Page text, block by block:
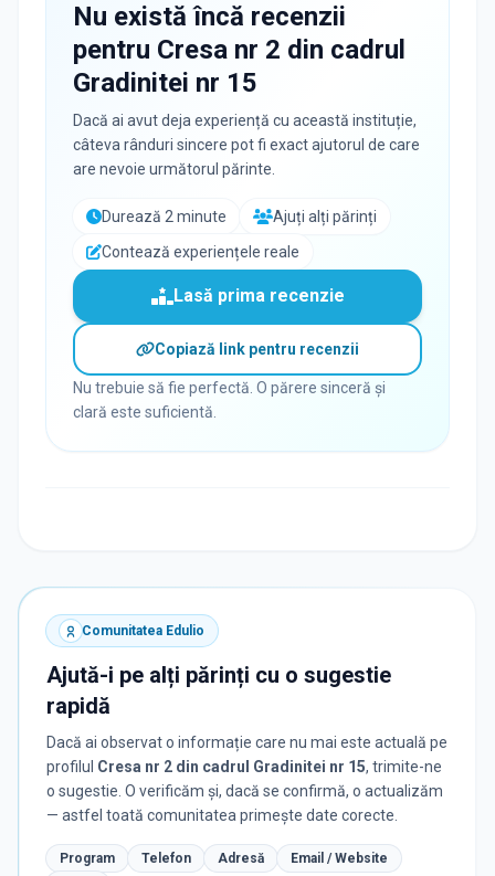
Nu există încă recenzii
pentru Cresa nr 2 din cadrul
Gradinitei nr 15
Dacă ai avut deja experiență cu această instituție,
câteva rânduri sincere pot fi exact ajutorul de care
are nevoie următorul părinte.
Durează 2 minute
Ajuți alți părinți
Contează experiențele reale
Lasă prima recenzie
Copiază link pentru recenzii
Nu trebuie să fie perfectă. O părere sinceră și
clară este suficientă.
Comunitatea Edulio
Ajută-i pe alți părinți cu o sugestie
rapidă
Dacă ai observat o informație care nu mai este actuală pe
profilul Cresa nr 2 din cadrul Gradinitei nr 15, trimite-ne
o sugestie. O verificăm și, dacă se confirmă, o actualizăm
— astfel toată comunitatea primește date corecte.
Program Telefon Adresă
Email / Website